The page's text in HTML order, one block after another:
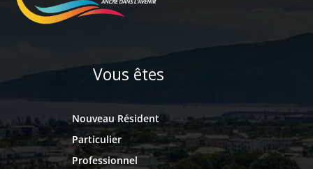
Vous êtes
Nouveau Résident
Particulier
Professionnel